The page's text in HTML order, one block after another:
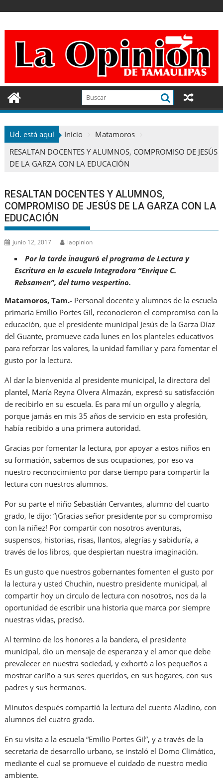
contenido
Ud. está aquí Inicio
Matamoros
RESALTAN DOCENTES Y ALUMNOS, COMPROMISO DE JESÚS
DE LA GARZA CON LA EDUCACIÓN
RESALTAN DOCENTES Y ALUMNOS,
COMPROMISO DE JESÚS DE LA GARZA CON LA
EDUCACIÓN
junio 12, 2017 laopinion
Por la tarde inauguró el programa de Lectura y
Escritura en la escuela Integradora “Enrique C.
Rebsamen”, del turno vespertino.
Matamoros, Tam.- Personal docente y alumnos de la escuela
primaria Emilio Portes Gil, reconocieron el compromiso con la
educación, que el presidente municipal Jesús de la Garza Díaz
del Guante, promueve cada lunes en los planteles educativos
para reforzar los valores, la unidad familiar y para fomentar el
gusto por la lectura.
Al dar la bienvenida al presidente municipal, la directora del
plantel, María Reyna Olvera Almazán, expresó su satisfacción
de recibirlo en su escuela. Es para mí un orgullo y alegría,
porque jamás en mis 35 años de servicio en esta profesión,
había recibido a una primera autoridad.
Gracias por fomentar la lectura, por apoyar a estos niños en
su formación, sabemos de sus ocupaciones, por eso va
nuestro reconocimiento por darse tiempo para compartir la
lectura con nuestros alumnos.
Por su parte el niño Sebastián Cervantes, alumno del cuarto
grado, le dijo: “¡Gracias señor presidente por su compromiso
con la niñez! Por compartir con nosotros aventuras,
suspensos, historias, risas, llantos, alegrías y sabiduría, a
través de los libros, que despiertan nuestra imaginación.
Es un gusto que nuestros gobernantes fomenten el gusto por
la lectura y usted Chuchin, nuestro presidente municipal, al
compartir hoy un circulo de lectura con nosotros, nos da la
oportunidad de escribir una historia que marca por siempre
nuestras vidas, precisó.
Al termino de los honores a la bandera, el presidente
municipal, dio un mensaje de esperanza y el amor que debe
prevalecer en nuestra sociedad, y exhortó a los pequeños a
mostrar cariño a sus seres queridos, en sus hogares, con sus
padres y sus hermanos.
Minutos después compartió la lectura del cuento Aladino, con
alumnos del cuatro grado.
En su visita a la escuela “Emilio Portes Gil”, y a través de la
secretaria de desarrollo urbano, se instaló el Domo Climático,
mediante el cual se promueve el cuidado de nuestro medio
ambiente.